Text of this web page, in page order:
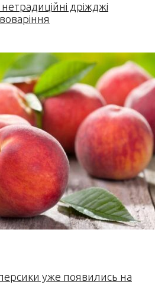
дріжджі
уже появились на